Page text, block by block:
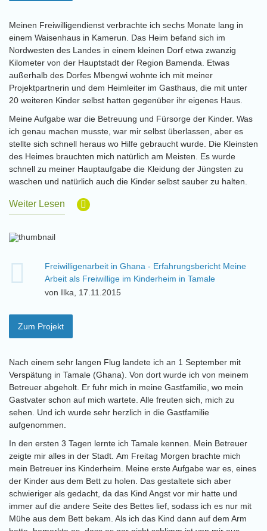
Meinen Freiwilligendienst verbrachte ich sechs Monate lang in
einem Waisenhaus in Kamerun. Das Heim befand sich im
Nordwesten des Landes in einem kleinen Dorf etwa zwanzig
Kilometer von der Hauptstadt der Region Bamenda. Etwas
außerhalb des Dorfes Mbengwi wohnte ich mit meiner
Projektpartnerin und dem Heimleiter im Gasthaus, die mit unter
20 weiteren Kinder selbst hatten gegenüber ihr eigenes Haus.
Meine Aufgabe war die Betreuung und Fürsorge der Kinder. Was
ich genau machen musste, war mir selbst überlassen, aber es
stellte sich schnell heraus wo Hilfe gebraucht wurde. Die Kleinsten
des Heimes brauchten mich natürlich am Meisten. Es wurde
schnell zu meiner Hauptaufgabe die Kleidung der Jüngsten zu
waschen und natürlich auch die Kinder selbst sauber zu halten.
Weiter Lesen
Freiwilligenarbeit in Ghana - Erfahrungsbericht Meine
Arbeit als Freiwillige im Kinderheim in Tamale
von Ilka, 17.11.2015
Zum Projekt
Nach einem sehr langen Flug landete ich an 1 September mit
Verspätung in Tamale (Ghana). Von dort wurde ich von meinem
Betreuer abgeholt. Er fuhr mich in meine Gastfamilie, wo mein
Gastvater schon auf mich wartete. Alle freuten sich, mich zu
sehen. Und ich wurde sehr herzlich in die Gastfamilie
aufgenommen.
In den ersten 3 Tagen lernte ich Tamale kennen. Mein Betreuer
zeigte mir alles in der Stadt. Am Freitag Morgen brachte mich
mein Betreuer ins Kinderheim. Meine erste Aufgabe war es, eines
der Kinder aus dem Bett zu holen. Das gestaltete sich aber
schwieriger als gedacht, da das Kind Angst vor mir hatte und
immer auf die andere Seite des Bettes lief, sodass ich es nur mit
Mühe aus dem Bett bekam. Als ich das Kind dann auf dem Arm